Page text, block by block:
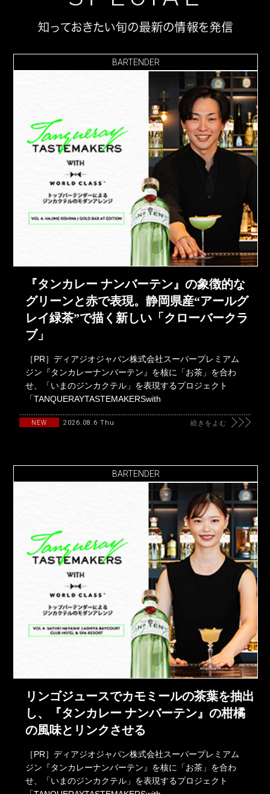
BARTENDER
『タンカレー ナンバーテン』の象徴的な
グリーンと赤で表現。静岡県産“アールグ
レイ緑茶”で描く新しい「クローバークラ
ブ」
［PR］ディアジオジャパン株式会社スーパープレミアム
ジン『タンカレーナンバーテン』を核に「お茶」を合わ
せ、「いまのジンカクテル」を表現するプロジェクト
「TANQUERAYTASTEMAKERSwith
NEW 2026.08.6 Thu 続きをよむ
BARTENDER
リンゴジュースでカモミールの茶葉を抽出
し、『タンカレー ナンバーテン』の柑橘
の風味とリンクさせる
［PR］ディアジオジャパン株式会社スーパープレミアム
ジン『タンカレーナンバーテン』を核に「お茶」を合わ
せ、「いまのジンカクテル」を表現するプロジェクト